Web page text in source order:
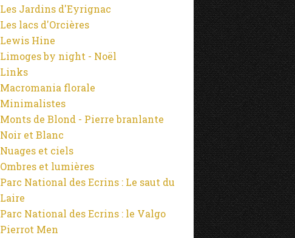
Les Jardins d'Eyrignac
Les lacs d'Orcières
Lewis Hine
Limoges by night - Noël
Links
Macromania florale
Minimalistes
Monts de Blond - Pierre branlante
Noir et Blanc
Nuages et ciels
Ombres et lumières
Parc National des Ecrins : Le saut du
Laire
Parc National des Ecrins : le Valgo
Pierrot Men